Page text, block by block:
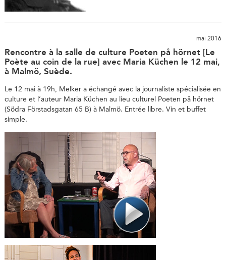
mai 2016
Rencontre à la salle de culture Poeten på hörnet [Le
Poète au coin de la rue] avec Maria Küchen le 12 mai,
à Malmö, Suède.
Le 12 mai à 19h, Melker a échangé avec la journaliste spécialisée en
culture et l’auteur Maria Küchen au lieu culturel Poeten på hörnet
(Södra Förstadsgatan 65 B) à Malmö. Entrée libre. Vin et buffet
simple.